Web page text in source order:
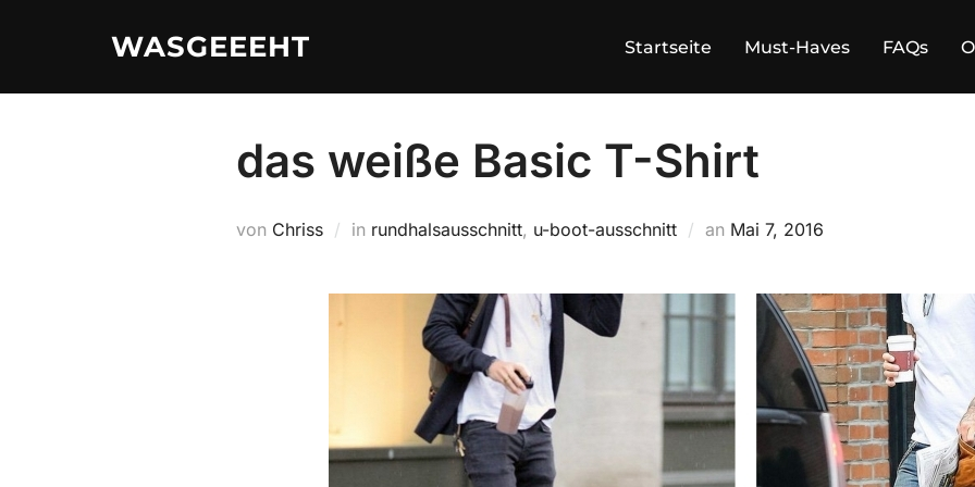
WASGEEEHT Startseite Must-Haves FAQs
das weiße Basic T-Shirt
von Chriss in rundhalsausschnitt, u-boot-ausschnitt an Veröffentlicht
Mai 7, 2016